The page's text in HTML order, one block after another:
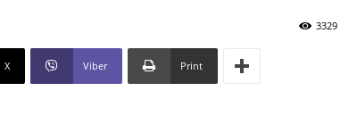
3329
X Viber Print